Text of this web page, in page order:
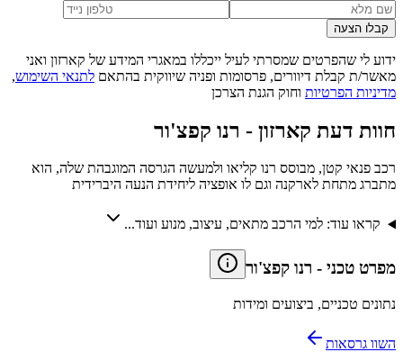
קבלו הצעה
ידוע לי שהפרטים שמסרתי לעיל ייכללו במאגרי המידע של קארזון ואני
מאשר/ת קבלת דיוורים, פרסומות ופניה שיווקית בהתאם לתנאי השימוש,
מדיניות הפרטיות וחוק הגנת הצרכן
חוות דעת קארזון - רנו קפצ'ור
רכב פנאי קטן, מבוסס רנו קליאו ולמעשה הגרסה המוגבהת שלה, הוא
מתברג מתחת לארקנה וגם לו אופציה ליחידת הנעה היברידית
קראו עוד: למי הרכב מתאים, עיצוב, מנוע ועוד...
מפרט טכני - רנו קפצ'ור
נתונים טכניים, ביצועים ומידות
השוו גרסאות